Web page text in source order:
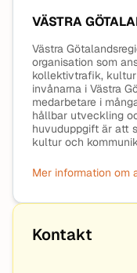
VÄSTRA
Västra
organisation som
kollektivtrafik,
invånarna i Västra
medarbetare i
hållbar utveckling
huvuduppgift är att
kultur och
Mer information om
Kontakt